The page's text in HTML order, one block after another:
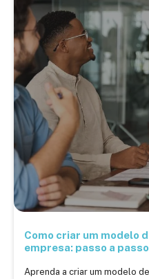
Como criar um modelo
empresa: passo a passo
Aprenda a criar um modelo